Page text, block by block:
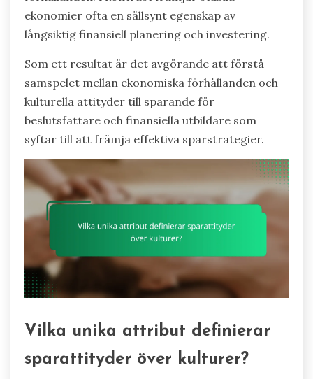
ekonomier ofta en sällsynt egenskap av
långsiktig finansiell planering och investering.
Som ett resultat är det avgörande att förstå
samspelet mellan ekonomiska förhållanden och
kulturella attityder till sparande för
beslutsfattare och finansiella utbildare som
syftar till att främja effektiva sparstrategier.
Vilka unika attribut definierar
sparattityder över kulturer?